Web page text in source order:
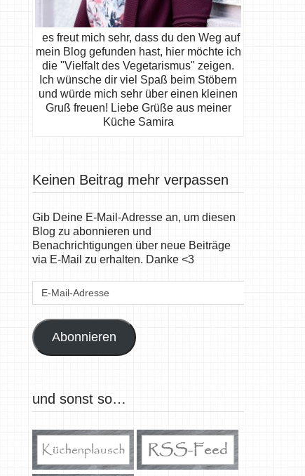
es freut mich sehr, dass du den Weg auf
mein Blog gefunden hast, hier möchte ich
die "Vielfalt des Vegetarismus" zeigen.
Ich wünsche dir viel Spaß beim Stöbern
und würde mich sehr über einen kleinen
Gruß freuen! Liebe Grüße aus meiner
Küche Samira
Keinen Beitrag mehr verpassen
Gib Deine E-Mail-Adresse an, um diesen
Blog zu abonnieren und
Benachrichtigungen über neue Beiträge
via E-Mail zu erhalten. Danke <3
E-
Abonnieren
und sonst so…